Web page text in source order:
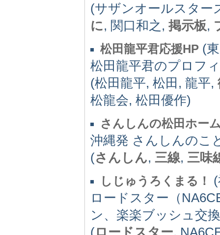
(サザンオールスター
に, 関口和之, 掲示板,
松田龍平君応援HP (
松田龍平君のプロフ
(松田龍平, 松田, 龍平,
松龍会, 松田優作)
さんしんの松田ホー
沖縄発 さんしんのこ
(さんしん, 三線, 三味
しじゅうろくまる！
ロードスター（
ン、楽楽ブッシュ交
(ロードスター,